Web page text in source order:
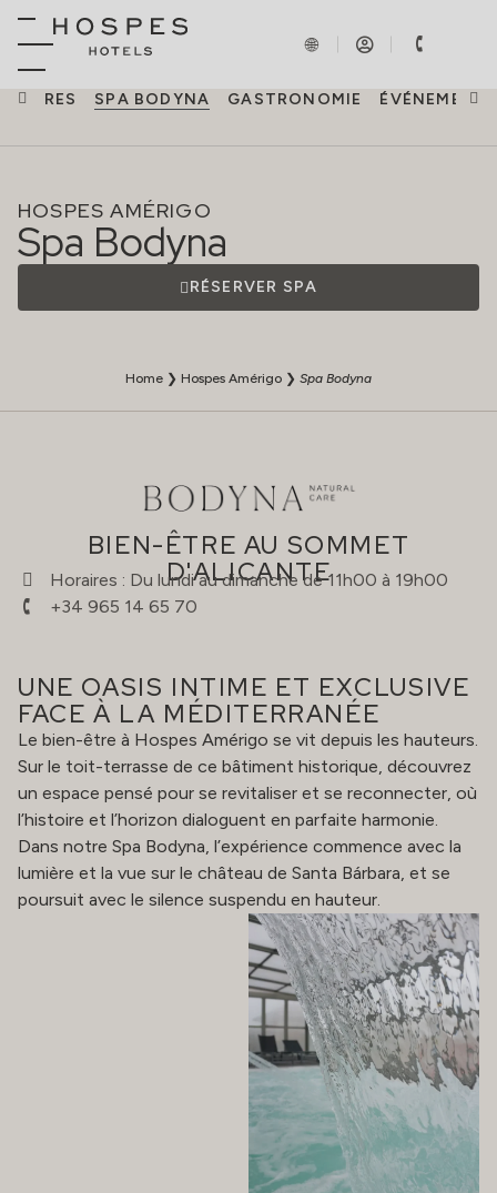
SPA BODYNA GASTRONOMIE
HOSPES AMÉRIGO
Spa Bodyna
RÉSERVER SPA
Home ❯ Hospes Amérigo ❯ Spa Bodyna
BIEN-ÊTRE AU SOMMET
D'ALICANTE
Horaires : Du lundi au dimanche de 11h00 à 19h00
+34 965 14 65 70
UNE OASIS INTIME ET EXCLUSIVE
FACE À LA MÉDITERRANÉE
Le bien-être à Hospes Amérigo se vit depuis les hauteurs.
Sur le toit-terrasse de ce bâtiment historique, découvrez
un espace pensé pour se revitaliser et se reconnecter, où
l’histoire et l’horizon dialoguent en parfaite harmonie.
Dans notre Spa Bodyna, l’expérience commence avec la
lumière et la vue sur le château de Santa Bárbara, et se
poursuit avec le silence suspendu en hauteur.